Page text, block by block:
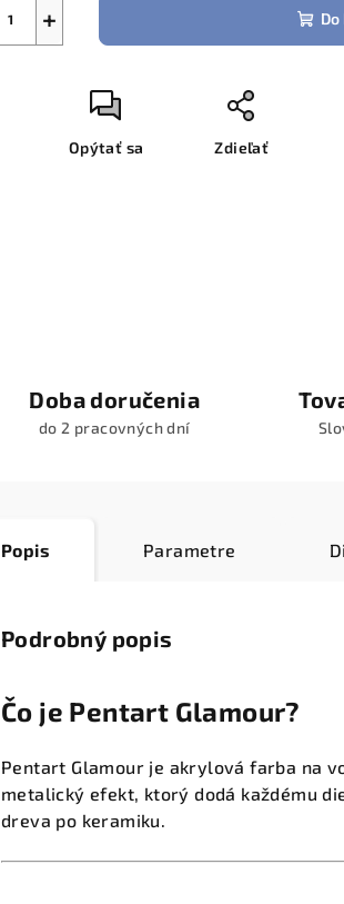
+
Opýtať sa Zdieľať
Doba doručenia
do 2 pracovných dní
Popis Parametre
Podrobný popis
Čo je Pentart Glamour?
Pentart Glamour je akrylová farba na
metalický efekt, ktorý dodá každému
dreva po keramiku.